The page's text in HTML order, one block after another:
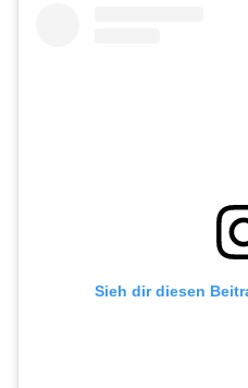
Sieh dir diesen